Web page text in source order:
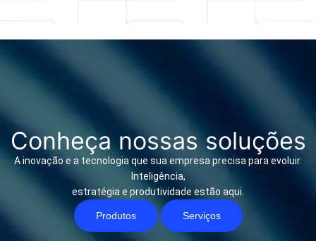
Conheça nossas soluções
A inovação e a tecnologia que sua empresa precisa para evoluir.
Inteligência,
estratégia e produtividade estão aqui.
Produtos Serviços